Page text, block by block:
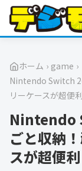
ホーム › game ›
Nintendo Switch 2
リーケースが超便利
Nintendo
ごと収納
スが超便利